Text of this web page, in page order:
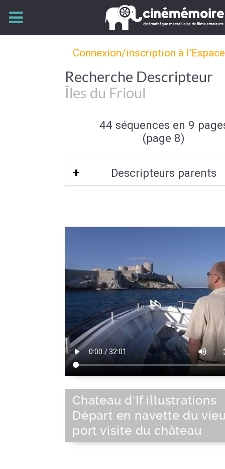
Connexion/inscription à
Recherche Descripteur
Îles du Frioul
44 séquences en 9
(page 8)
Descripteurs parents
français|Sud-Est de la France|
Chateau d'If illustrations
Départ en navette du
port visite du château